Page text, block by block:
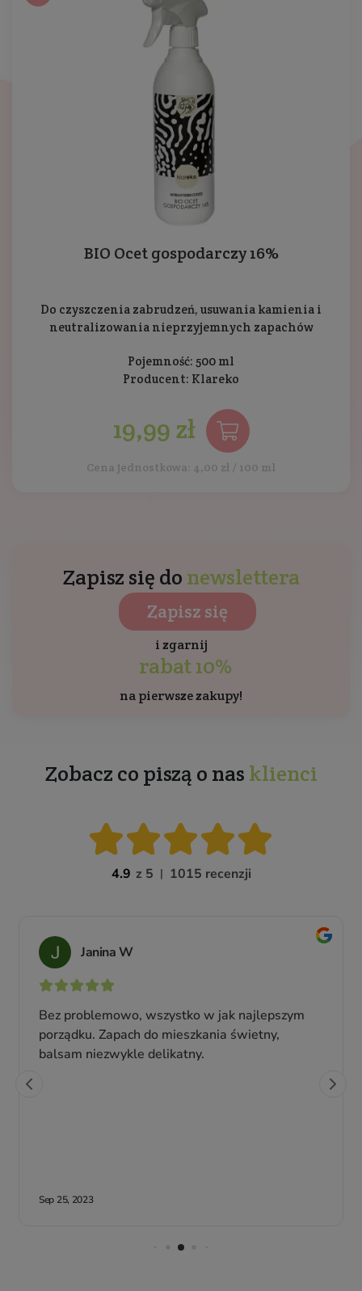
BIO Ocet gospodarczy 16%
Do czyszczenia zabrudzeń, usuwania kamienia i
neutralizowania nieprzyjemnych zapachów
Pojemność: 500 ml
Producent: Klareko
19,99 zł
Cena jednostkowa: 4,00 zł / 100 ml
Zapisz się do newslettera
Zapisz się
i zgarnij
rabat 10%
na pierwsze zakupy!
Zobacz co piszą o nas klienci